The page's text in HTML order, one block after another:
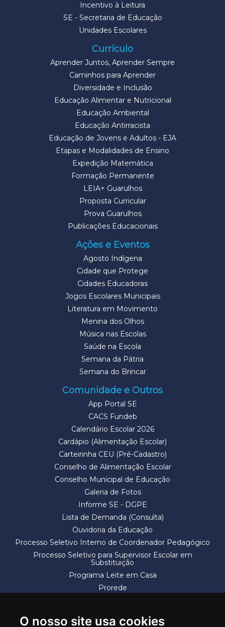
O nosso site usa cookies
Incentivo à Leitura
SE - Secretaria de Educação
Unidades Escolares
Currículo
Aprender Juntos, Aprender Sempre
Caminhos para Aprender
Diversidade e Inclusão
Educação Alimentar e Nutricional
Educação Ambiental
Educação Antirracista
Educação de Jovens e Adultos - EJA
Etapas e Modalidades de Ensino
Expedição Matemática
Formação Permanente
LEIA+ Guarulhos
Proposta Curricular
Prova Guarulhos
Publicações Educacionais
Ações e Eventos
Agosto Indígena
Cidade que Protege
Cidades Educadoras
Jogos Escolares Municipais
Literatura em Movimento
Menina dos Olhos
Música nas Escolas
Saúde na Escola
Semana da Pátria
Semana do Brincar
Comunidade e Outros
App Portal SE
CACS Fundeb
Calendário Escolar 2026
Cardápio (Alimentação Escolar)
Carteirinha CEU (Pré-Cadastro)
Conselho de Alimentação Escolar
Conselho Municipal de Educação
Galeria de Fotos
Informe SE - DGPE
Lista de Demanda (Consulta)
Ouvidoria da Educação
Processo Seletivo Interno de Coordenador Pedagógico
Processo Seletivo para Supervisor Escolar em
Substituição
Programa Leite em Casa
Prorede